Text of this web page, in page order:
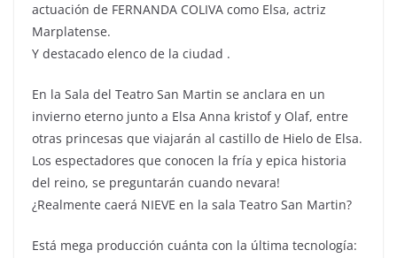
actuación de FERNANDA COLIVA como Elsa, actriz
Marplatense.
Y destacado elenco de la ciudad .
En la Sala del Teatro San Martin se anclara en un
invierno eterno junto a Elsa Anna kristof y Olaf, entre
otras princesas que viajarán al castillo de Hielo de Elsa.
Los espectadores que conocen la fría y epica historia
del reino, se preguntarán cuando nevara!
¿Realmente caerá NIEVE en la sala Teatro San Martin?
Está mega producción cuánta con la última tecnología: